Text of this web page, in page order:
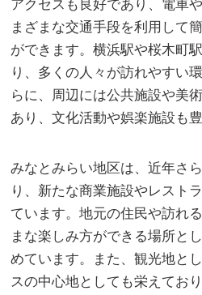
アクセスも良好であり、電車
まざまな交通手段を利用して
ができます。横浜駅や桜木町
り、多くの人々が訪れやすい
らに、周辺には公共施設や美
あり、文化活動や娯楽施設も
みなとみらい地区は、近年さ
り、新たな商業施設やレスト
ています。地元の住民や訪れ
まな楽しみ方ができる場所と
めています。また、観光地と
スの中心地としても栄えてお